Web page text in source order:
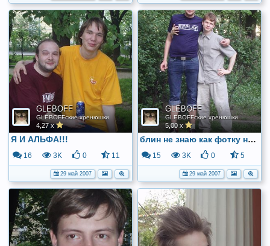
GLEBOFF
GLEBOFFские хренюшки
4,27 x
Я И АЛЬФА!!!
16 3K 0 11
29 май 2007
GLEBOFF
GLEBOFFские хренюшки
5,00 x
блин не знаю как фотку назвать!
15 3K 0 5
29 май 2007